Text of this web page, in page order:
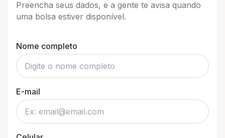
Preencha seus dados, e a gente te avisa quando
uma bolsa estiver disponível.
Nome completo
E-mail